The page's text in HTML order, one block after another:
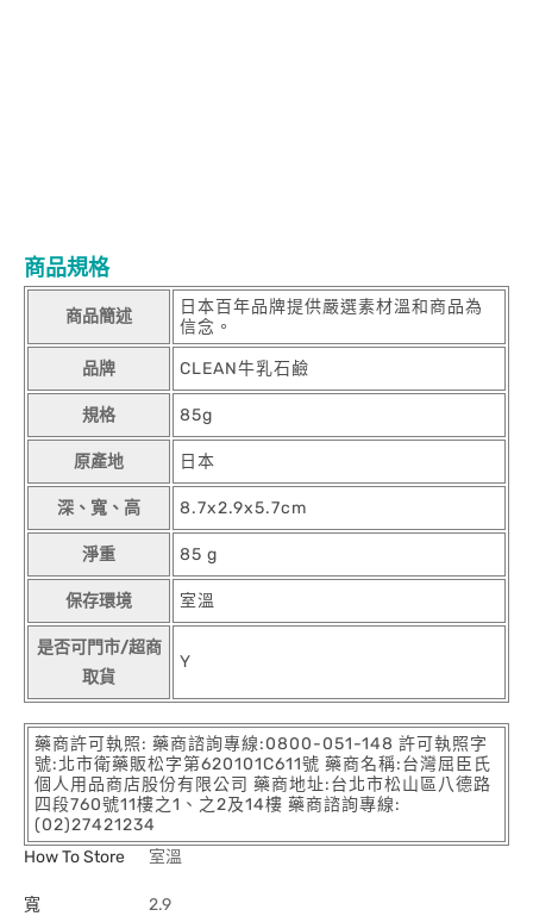
商品規格
商品簡述
日本百年品牌提供嚴選素材溫和商品為
信念。
品牌 CLEAN牛乳石鹼
規格 85g
原產地 日本
深、寬、高 8.7x2.9x5.7cm
淨重 85 g
保存環境 室溫
是否可門市/超商
取貨
Y
藥商許可執照: 藥商諮詢專線:0800-051-148 許可執照字
號:北市衛藥販松字第620101C611號 藥商名稱:台灣屈臣氏
個人用品商店股份有限公司 藥商地址:台北市松山區八德路
四段760號11樓之1、之2及14樓 藥商諮詢專線:
(02)27421234
How To Store
室溫
寬 2.9